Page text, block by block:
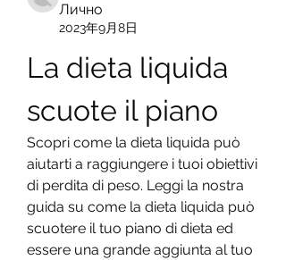
Лично
2023年9月8日
La dieta liquida
scuote il piano
Scopri come la dieta liquida può
aiutarti a raggiungere i tuoi obiettivi
di perdita di peso. Leggi la nostra
guida su come la dieta liquida può
scuotere il tuo piano di dieta ed
essere una grande aggiunta al tuo